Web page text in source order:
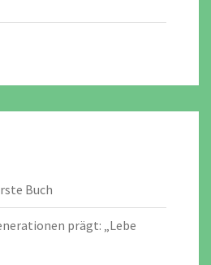
Buch
prägt: „Lebe